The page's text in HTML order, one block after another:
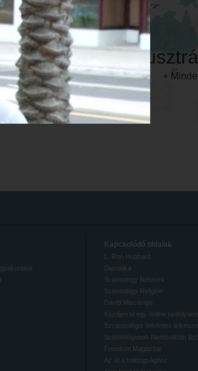
+
Kapcsolódó oldalak
L. Ron Hubbard
Dianetika
Scientology Network
Scientology Religion
David Miscavige
Kezdjen el egy online
Szcientológia önkéntes
Scientológusok Nemzetközi
Freedom Magazine
Az út a boldogsághoz